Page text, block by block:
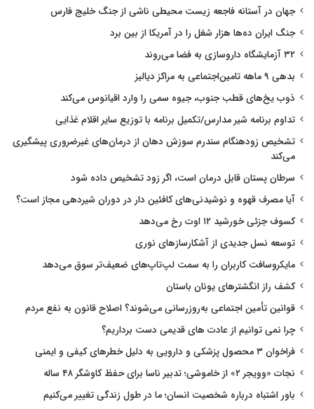
جهان در آستانه فاجعه زیست محیطی ناشی از جنگ خلیج فارس
جنگ ایران ده‌ها هزار شغل را در آمریکا از بین برد
۳۲ آزمایشگاه داروسازی به فضا می‌روند
بدهی ۹ ماهه تامین‌اجتماعی به مراکز دیالیز
ذوب یخ‌های قطب جنوب، جیوه سمی را وارد اقیانوس می‌کند
تداوم برنامه شیر مدارس/تکمیل برنامه با توزیع سایر اقلام غذایی
تشخیص زودهنگام سندرم سوزش دهان از درمان‌های غیرضروری پیشگیری
می‌کند
سرطان پستان قابل درمان است، اگر زود تشخیص داده شود
آیا مصرف قهوه و نوشیدنی‌های کافئین دار در دوران شیردهی مجاز است؟
کسوف جزئی خورشید ۱۲ اوت رخ می‌دهد
توسعه نسل جدیدی از آشکارسازهای نوری
مایکروسافت کاربران را به سمت لپ‌تاپ‌های ضعیف‌تر سوق می‌دهد
کشف راز انگشترهای یونان باستان
قوانین تأمین اجتماعی به‌روزرسانی می‌شوند؟ اصلاح قانون به نفع مردم
چرا نمی توانیم از عادت های قدیمی دست برداریم؟
فراخوان ۳ محصول پزشکی و دارویی به دلیل خطرهای کیفی و ایمنی
نجات «وویجر ۲» از خاموشی؛ تدبیر ناسا برای حفظ کاوشگر ۴۸ ساله
باور اشتباه درباره شخصیت انسان؛ ما در طول زندگی تغییر می‌کنیم